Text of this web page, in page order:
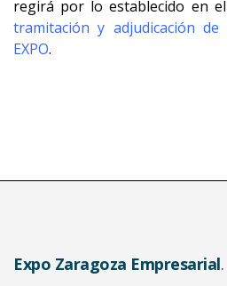
regirá por lo establecido en el
tramitación y adjudicación
EXPO.
Expo Zaragoza Empresarial.